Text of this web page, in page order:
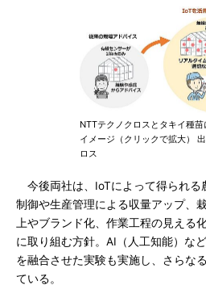
NTTテクノクロスとタキイ種
イメージ（クリックで拡大）
ロス
今後両社は、IoTによって得られる
制御や生産管理による収量アップ、
上やブランド化、作業工程の見える
に取り組む方針。AI（人工知能）な
を融合させた実験も実施し、さらな
ている。